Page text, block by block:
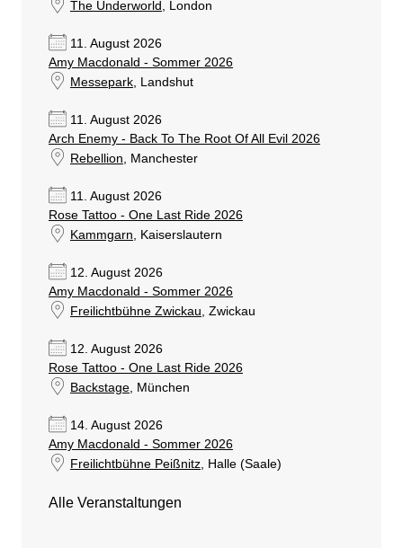
The Underworld , London
11. August 2026
Amy Macdonald - Sommer 2026
Messepark, Landshut
11. August 2026
Arch Enemy - Back To The Root Of All Evil 2026
Rebellion, Manchester
11. August 2026
Rose Tattoo - One Last Ride 2026
Kammgarn, Kaiserslautern
12. August 2026
Amy Macdonald - Sommer 2026
Freilichtbühne Zwickau, Zwickau
12. August 2026
Rose Tattoo - One Last Ride 2026
Backstage, München
14. August 2026
Amy Macdonald - Sommer 2026
Freilichtbühne Peißnitz, Halle (Saale)
Alle Veranstaltungen